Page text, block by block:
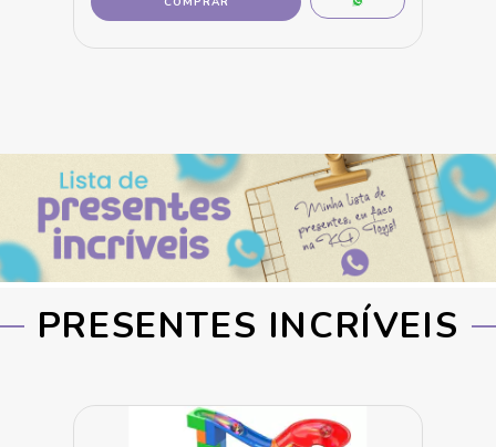
PRESENTES INCRÍVEIS